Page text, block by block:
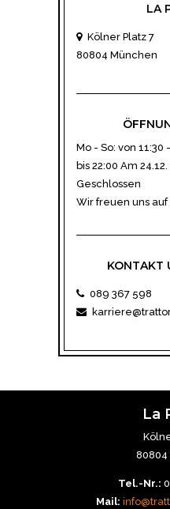
LA
Kölner Platz 7
80804 München
Mo - So: von
bis 22:00 Am
Geschlossen
Wir freuen uns auf
KONTAKT
089 367 598
La
80804
Tel.-Nr.:
Mail: